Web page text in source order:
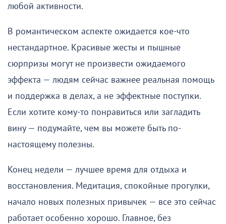
любой активности.
В романтическом аспекте ожидается кое-что
нестандартное. Красивые жесты и пышные
сюрпризы могут не произвести ожидаемого
эффекта — людям сейчас важнее реальная помощь
и поддержка в делах, а не эффектные поступки.
Если хотите кому-то понравиться или загладить
вину — подумайте, чем вы можете быть по-
настоящему полезны.
Конец недели — лучшее время для отдыха и
восстановления. Медитация, спокойные прогулки,
начало новых полезных привычек — все это сейчас
работает особенно хорошо. Главное, без